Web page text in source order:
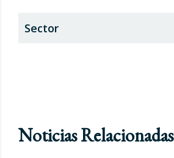
Sector
Noticias Relacionadas